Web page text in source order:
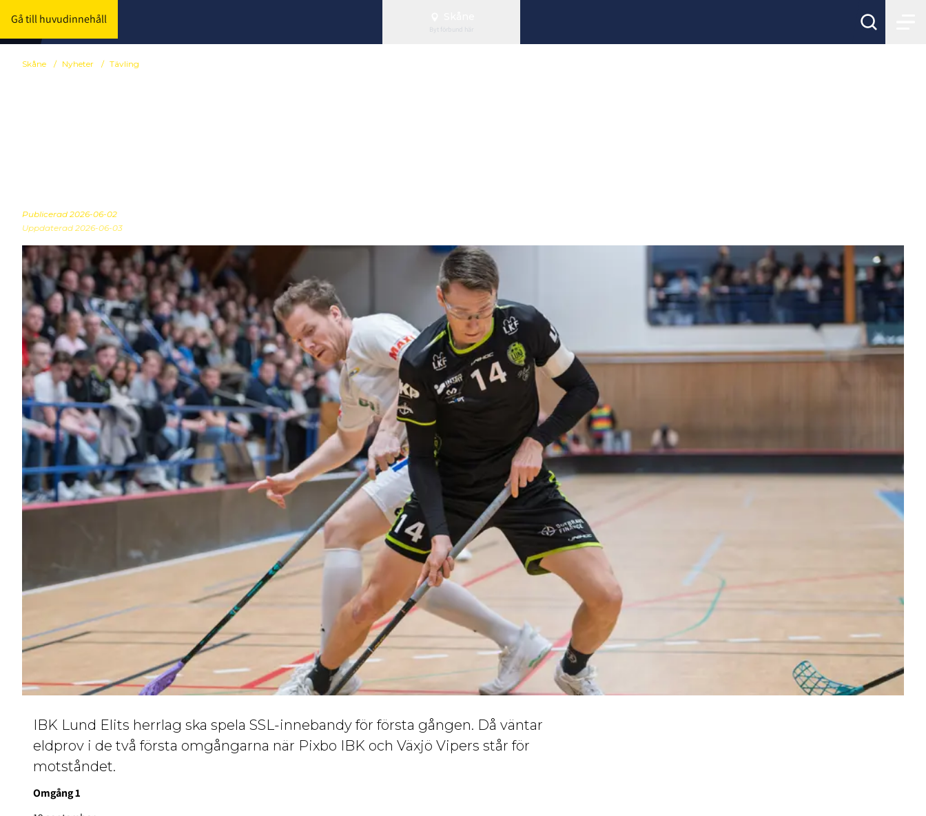
Gå till huvudinnehåll
Byt förbund här
Skåne / Nyheter / Tävling
Publicerad 2026-06-02
Uppdaterad 2026-06-03
IBK Lund Elits herrlag ska spela SSL-innebandy för första gången. Då väntar
eldprov i de två första omgångarna när Pixbo IBK och Växjö Vipers står för
motståndet.
Omgång 1